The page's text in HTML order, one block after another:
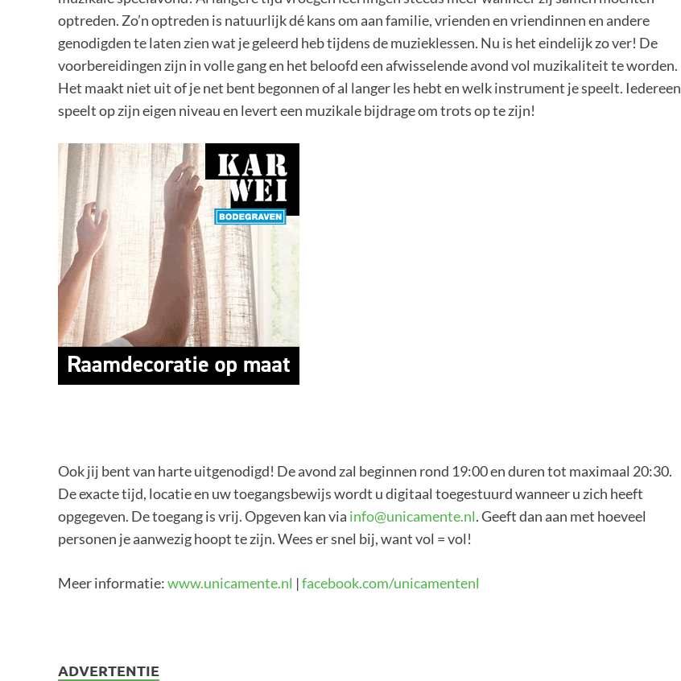
optreden. Zo’n optreden is natuurlijk dé kans om aan familie, vrienden en vriendinnen en andere
genodigden te laten zien wat je geleerd heb tijdens de muzieklessen. Nu is het eindelijk zo ver! De
voorbereidingen zijn in volle gang en het beloofd een afwisselende avond vol muzikaliteit te worden.
Het maakt niet uit of je net bent begonnen of al langer les hebt en welk instrument je speelt. Iedereen
speelt op zijn eigen niveau en levert een muzikale bijdrage om trots op te zijn!
Ook jij bent van harte uitgenodigd! De avond zal beginnen rond 19:00 en duren tot maximaal 20:30.
De exacte tijd, locatie en uw toegangsbewijs wordt u digitaal toegestuurd wanneer u zich heeft
opgegeven. De toegang is vrij. Opgeven kan via info@unicamente.nl. Geeft dan aan met hoeveel
personen je aanwezig hoopt te zijn. Wees er snel bij, want vol = vol!
Meer informatie:www.unicamente.nl |facebook.com/unicamentenl
ADVERTENTIE